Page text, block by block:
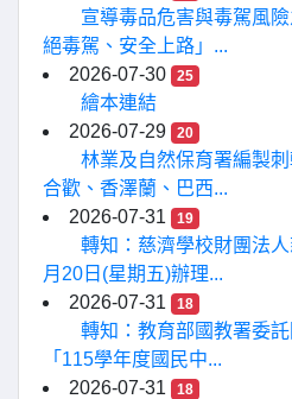
宣導毒品危害與毒駕風
絕毒駕、安全上路」...
2026-07-30
25
繪本連結
2026-07-29
20
林業及自然保育署編製
合歡、香澤蘭、巴西...
2026-07-31
19
轉知：慈濟學校財團法
月20日(星期五)辦理...
2026-07-31
18
轉知：教育部國教署委
「115學年度國民中...
2026-07-31
18